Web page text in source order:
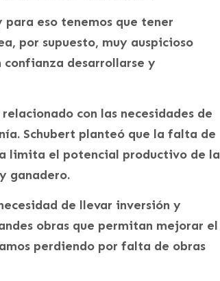
para eso tenemos que tener
por supuesto, muy auspicioso
confianza desarrollarse y
con las necesidades de
Schubert planteó que la falta de
limita el potencial productivo de la
ganadero.
de llevar inversión y
obras que permitan mejorar el
perdiendo por falta de obras